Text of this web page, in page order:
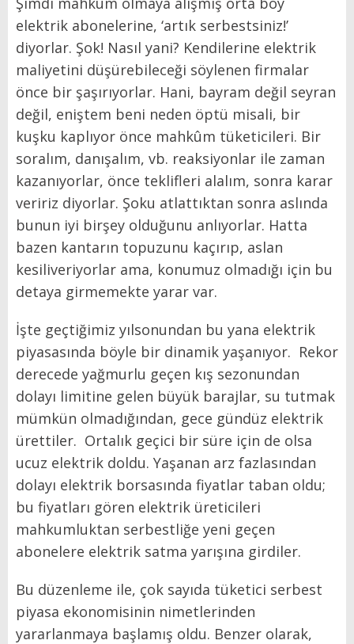
elektrik abonelerine, ‘artık serbestsiniz!’
diyorlar. Şok! Nasıl yani? Kendilerine elektrik
maliyetini düşürebileceği söylenen firmalar
önce bir şaşırıyorlar. Hani, bayram değil seyran
değil, eniştem beni neden öptü misali, bir
kuşku kaplıyor önce mahkûm tüketicileri. Bir
soralım, danışalım, vb. reaksiyonlar ile zaman
kazanıyorlar, önce teklifleri alalım, sonra karar
veririz diyorlar. Şoku atlattıktan sonra aslında
bunun iyi birşey olduğunu anlıyorlar. Hatta
bazen kantarın topuzunu kaçırıp, aslan
kesiliveriyorlar ama, konumuz olmadığı için bu
detaya girmemekte yarar var.
İşte geçtiğimiz yılsonundan bu yana elektrik
piyasasında böyle bir dinamik yaşanıyor. Rekor
derecede yağmurlu geçen kış sezonundan
dolayı limitine gelen büyük barajlar, su tutmak
mümkün olmadığından, gece gündüz elektrik
ürettiler. Ortalık geçici bir süre için de olsa
ucuz elektrik doldu. Yaşanan arz fazlasından
dolayı elektrik borsasında fiyatlar taban oldu;
bu fiyatları gören elektrik üreticileri
mahkumluktan serbestliğe yeni geçen
abonelere elektrik satma yarışına girdiler.
Bu düzenleme ile, çok sayıda tüketici serbest
piyasa ekonomisinin nimetlerinden
yararlanmaya başlamış oldu. Benzer olarak,